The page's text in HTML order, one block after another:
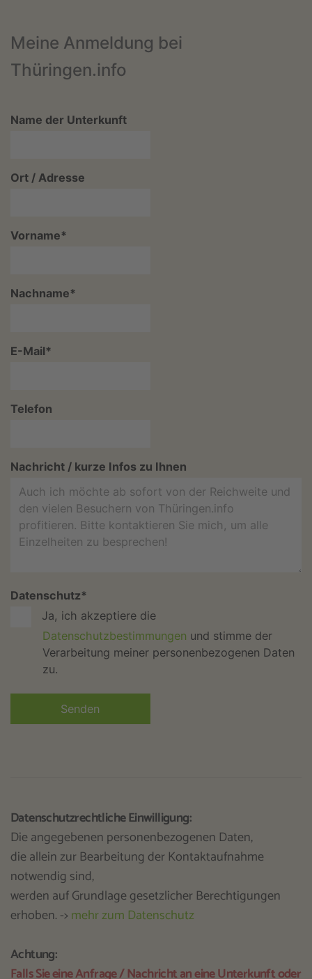
Meine Anmeldung bei
Thüringen.info
Name der Unterkunft
Ort / Adresse
Vorname*
Nachname*
E-Mail*
Telefon
Nachricht / kurze Infos zu Ihnen
Datenschutz*
Ja, ich akzeptiere die
Datenschutzbestimmungen und stimme der
Verarbeitung meiner personenbezogenen Daten
zu.
Datenschutzrechtliche Einwilligung:
Die angegebenen personenbezogenen Daten,
die allein zur Bearbeitung der Kontaktaufnahme
notwendig sind,
werden auf Grundlage gesetzlicher Berechtigungen
erhoben. ->mehr zum Datenschutz
Achtung:
Falls Sie eine Anfrage / Nachricht an eine Unterkunft oder